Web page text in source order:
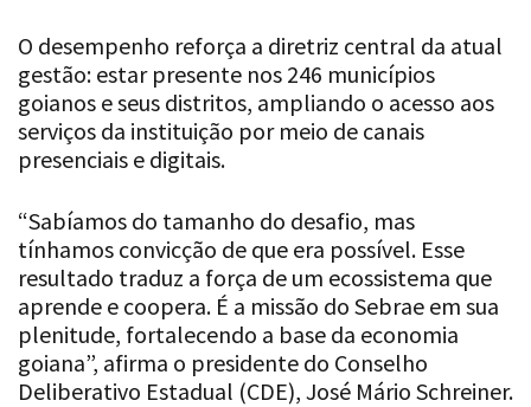
O desempenho reforça a diretriz central da atual
gestão: estar presente nos 246 municípios
goianos e seus distritos, ampliando o acesso aos
serviços da instituição por meio de canais
presenciais e digitais.
“Sabíamos do tamanho do desafio, mas
tínhamos convicção de que era possível. Esse
resultado traduz a força de um ecossistema que
aprende e coopera. É a missão do Sebrae em sua
plenitude, fortalecendo a base da economia
goiana”, afirma o presidente do Conselho
Deliberativo Estadual (CDE), José Mário Schreiner.